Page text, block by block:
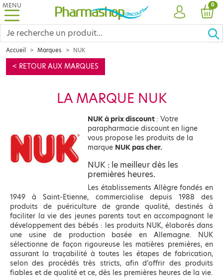
MENU
COMPTE
0
Accueil Marques NUK
< RETOUR AUX MARQUES
LA MARQUE NUK
NUK à prix discount : Votre
parapharmacie discount en ligne
vous propose les produits de la
marque NUK pas cher.
NUK : le meilleur dès les
premières heures.
Les établissements Allègre fondés en
1949 à Saint-Etienne, commercialise depuis 1988 des
produits de puériculture de grande qualité, destinés à
faciliter la vie des jeunes parents tout en accompagnant le
développement des bébés : les produits NUK, élaborés dans
une usine de production basée en Allemagne. NUK
sélectionne de façon rigoureuse les matières premières, en
assurant la traçabilité à toutes les étapes de fabrication,
selon des procédés très stricts, afin d’offrir des produits
fiables et de qualité et ce, dès les premières heures de la vie.